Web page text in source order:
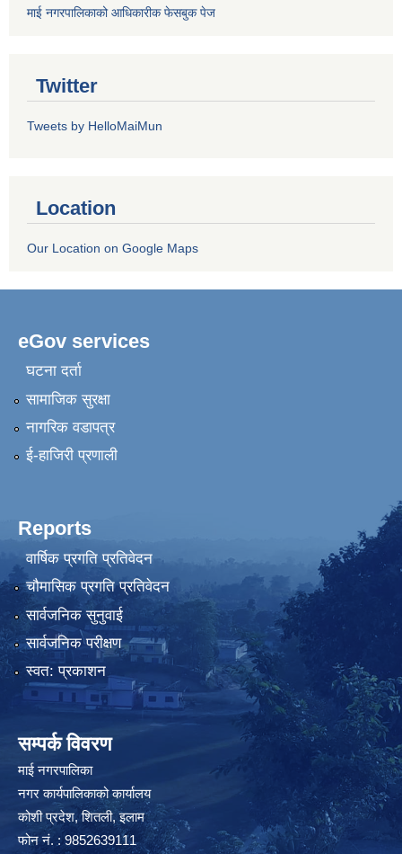
माई नगरपालिकाको आधिकारीक फेसबुक पेज
Twitter
Tweets by HelloMaiMun
Location
Our Location on Google Maps
eGov services
घटना दर्ता
सामाजिक सुरक्षा
नागरिक वडापत्र
ई-हाजिरी प्रणाली
Reports
वार्षिक प्रगति प्रतिवेदन
चौमासिक प्रगति प्रतिवेदन
सार्वजनिक सुनुवाई
सार्वजनिक परीक्षण
स्वत: प्रकाशन
सम्पर्क विवरण
माई नगरपालिका
नगर कार्यपालिकाको कार्यालय
कोशी प्रदेश, शितली, इलाम
फोन नं. : 9852639111